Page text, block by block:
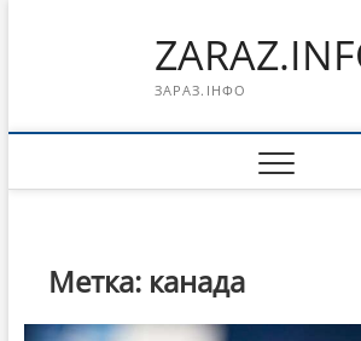
ЗАРАЗ.ІНФО
Метка: канада